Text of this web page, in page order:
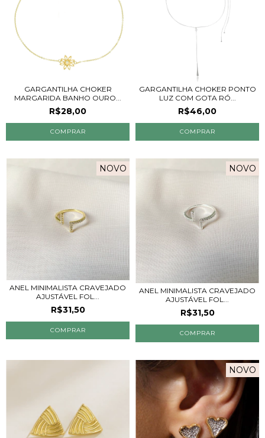
GARGANTILHA CHOKER
MARGARIDA BANHO OURO...
R$28,00
GARGANTILHA CHOKER PONTO
LUZ COM GOTA RÓ...
R$46,00
NOVO
ANEL MINIMALISTA CRAVEJADO
AJUSTÁVEL FOL...
R$31,50
COMPRAR
NOVO
ANEL MINIMALISTA CRAVEJADO
AJUSTÁVEL FOL...
R$31,50
COMPRAR
NOVO